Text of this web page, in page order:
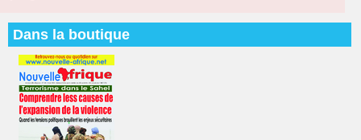
Dans la boutique